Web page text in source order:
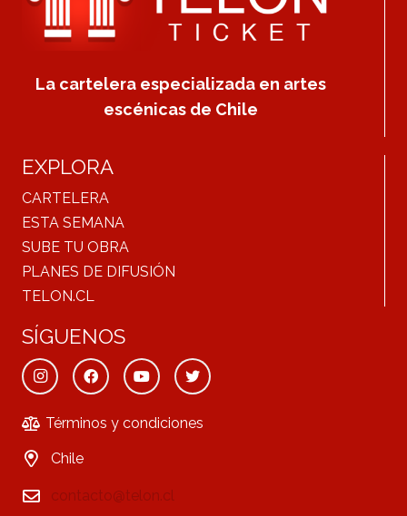
La cartelera especializada en artes
escénicas de Chile
EXPLORA
CARTELERA
ESTA SEMANA
SUBE TU OBRA
PLANES DE DIFUSIÓN
TELON.CL
SÍGUENOS
Términos y condiciones
Chile
contacto@telon.cl